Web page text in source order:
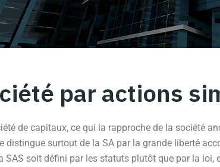
par actions
de capitaux, ce qui la rapproche de la société
distingue surtout de la SA par la grande liberté
soit défini par les statuts plutôt que par la loi,